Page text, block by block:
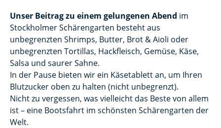
Unser Beitrag zu einem gelungenen Abend im
Stockholmer Schärengarten besteht aus
unbegrenzten Shrimps, Butter, Brot & Aioli oder
unbegrenzten Tortillas, Hackfleisch, Gemüse, Käse,
Salsa und saurer Sahne.
In der Pause bieten wir ein Käsetablett an, um Ihren
Blutzucker oben zu halten (nicht unbegrenzt).
Nicht zu vergessen, was vielleicht das Beste von allem
ist – eine Bootsfahrt im schönsten Schärengarten der
Welt.